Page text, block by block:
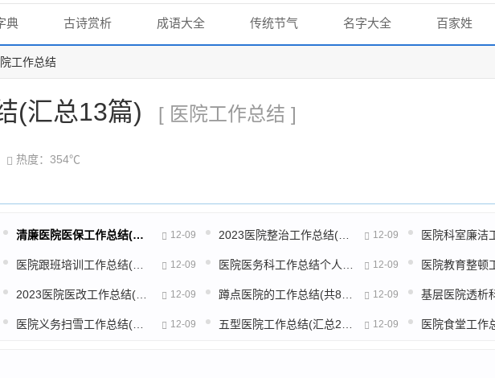
典 古诗赏析 成语大全 传统节气 名字大全 百家姓
工作总结
(汇总13篇) [ 医院工作总结 ]
热度：354℃
清廉医院医保工作总结(精选46篇) 12-09 12-09
12-09 12-09
12-09 12-09
12-09 12-09